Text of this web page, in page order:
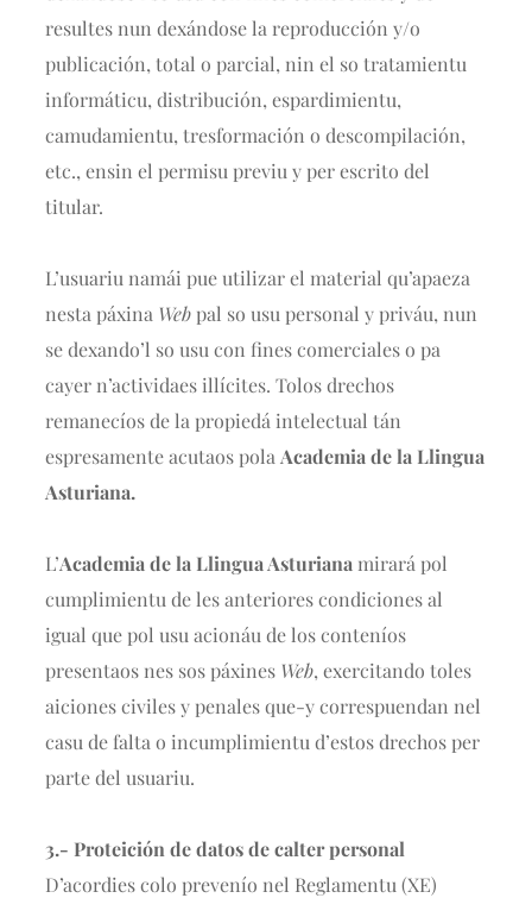
resultes nun dexándose la reproducción y/o
publicación, total o parcial, nin el so tratamientu
informáticu, distribución, espardimientu,
camudamientu, tresformación o descompilación,
etc., ensin el permisu previu y per escrito del
titular.
L’usuariu namái pue utilizar el material qu’apaeza
nesta páxina Web pal so usu personal y priváu, nun
se dexando’l so usu con fines comerciales o pa
cayer n’actividaes illícites. Tolos drechos
remanecíos de la propiedá intelectual tán
espresamente acutaos pola Academia de la Llingua
Asturiana.
L’Academia de la Llingua Asturiana mirará pol
cumplimientu de les anteriores condiciones al
igual que pol usu acionáu de los conteníos
presentaos nes sos páxines Web, exercitando toles
aiciones civiles y penales que-y correspuendan nel
casu de falta o incumplimientu d’estos drechos per
parte del usuariu.
3.- Proteición de datos de calter personal
D’acordies colo prevenío nel Reglamentu (XE)